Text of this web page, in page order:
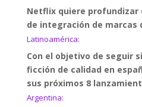
Netflix quiere
de integración de marcas
Latinoamérica:
Con el objetivo de seguir
ficción de calidad en
sus próximos 8
Argentina: